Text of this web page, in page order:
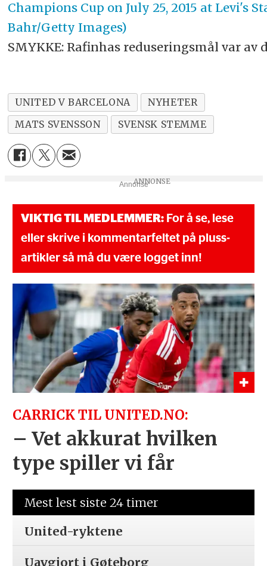
SMYKKE: Rafinhas reduseringsmål var av
UNITED V BARCELONA
NYHETER
MATS SVENSSON
SVENSK STEMME
Annonse
VIKTIG TIL MEDLEMMER:For å se, lese
eller skrive i kommentarfeltet på pluss-
artikler så må du være logget inn!
CARRICK TIL UNITED.NO:
– Vet akkurat hvilken
type spiller vi får
Mest lest siste 24 timer
United-ryktene
Uavgjort i Gøteborg